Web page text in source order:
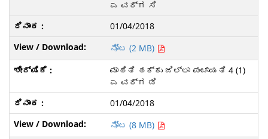
ಎ ವರ್ಗ ಸಿ
01/04/2018
ನೋಟ (2 MB)
ಮಾಹಿತಿ ಹಕ್ಕು ಜಿಲ್ಲಾ ಪಂಚಾಯತಿ 4 (1)
ಎ ವರ್ಗ ಡಿ
01/04/2018
ನೋಟ (8 MB)